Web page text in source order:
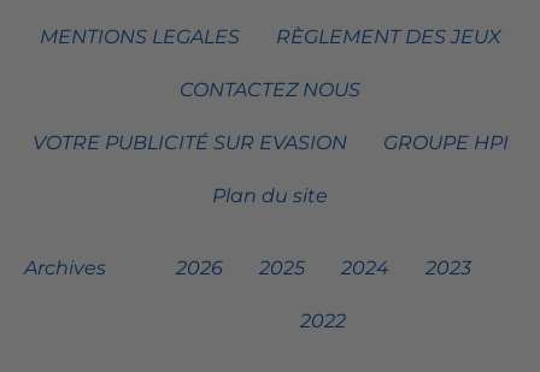
MENTIONS LEGALES RÈGLEMENT DES JEUX
CONTACTEZ NOUS
VOTRE PUBLICITÉ SUR EVASION GROUPE HPI
Plan du site
Archives 2026 2025 2024 2023
2022